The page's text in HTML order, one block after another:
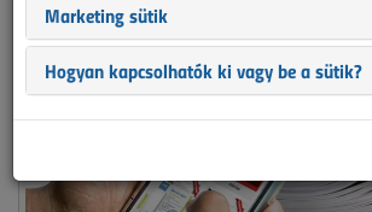
Marketing sütik
Hogyan kapcsolhatók ki vagy be a sütik?